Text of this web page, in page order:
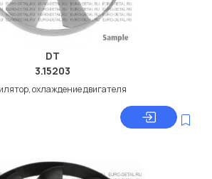
DT
3.15203
охлаждение двигателя